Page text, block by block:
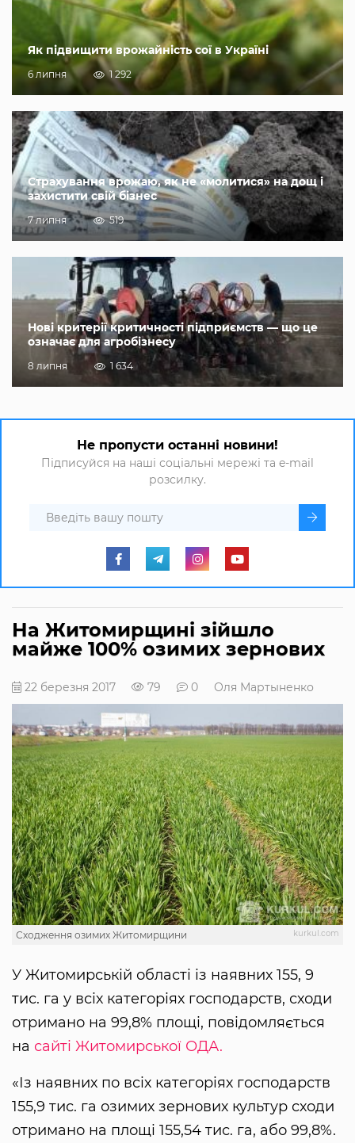
Як підвищити врожайність сої в Україні
6 липня 1 292
Страхування врожаю, як не «молитися» на дощ і
захистити свій бізнес
7 липня 519
Нові критерії критичності підприємств — що це
означає для агробізнесу
8 липня 1 634
Не пропусти останні новини!
Підписуйся на наші соціальні мережі та e-mail
розсилку.
На Житомирщині зійшло
майже 100% озимих зернових
22 березня 2017 79 0 Оля Мартыненко
kurkul.com
Сходження озимих Житомирщини
У Житомирській області із наявних 155, 9
тис. га у всіх категоріях господарств, сходи
отримано на 99,8% площі, повідомляється
на сайті Житомирської ОДА.
«Із наявних по всіх категоріях господарств
155,9 тис. га озимих зернових культур сходи
отримано на площі 155,54 тис. га, або 99,8%.